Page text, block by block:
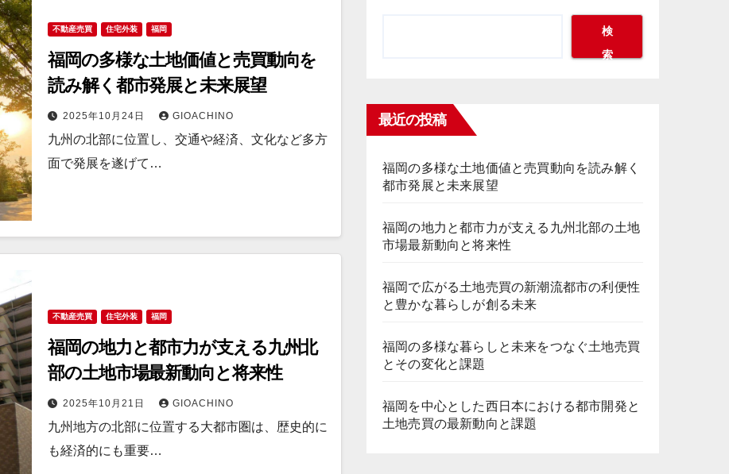
不動産売買 住宅外装 福岡
福岡の多様な土地価値と売買動向を
読み解く都市発展と未来展望
2025年10月24日 GIOACHINO
九州の北部に位置し、交通や経済、文化など多方
面で発展を遂げて…
不動産売買 住宅外装 福岡
福岡の地力と都市力が支える九州北
部の土地市場最新動向と将来性
2025年10月21日 GIOACHINO
九州地方の北部に位置する大都市圏は、歴史的に
も経済的にも重要…
検
索
最近の投稿
福岡の多様な土地価値と売買動向を読み解く
都市発展と未来展望
福岡の地力と都市力が支える九州北部の土地
市場最新動向と将来性
福岡で広がる土地売買の新潮流都市の利便性
と豊かな暮らしが創る未来
福岡の多様な暮らしと未来をつなぐ土地売買
とその変化と課題
福岡を中心とした西日本における都市開発と
土地売買の最新動向と課題